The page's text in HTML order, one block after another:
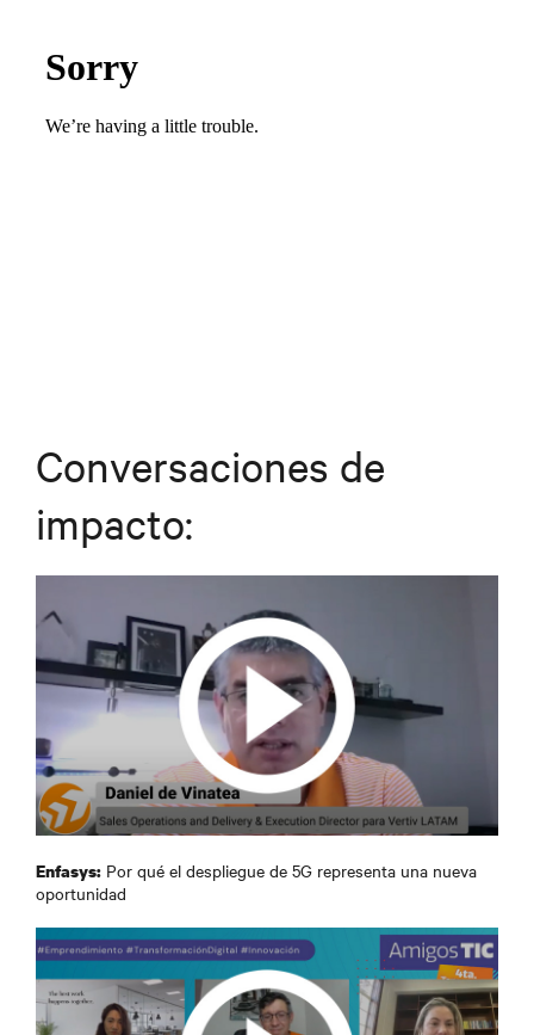
Conversaciones de
impacto:
Enfasys: Por qué el despliegue de 5G representa una nueva
oportunidad